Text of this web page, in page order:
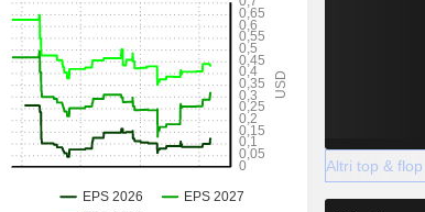
Altri top & flop